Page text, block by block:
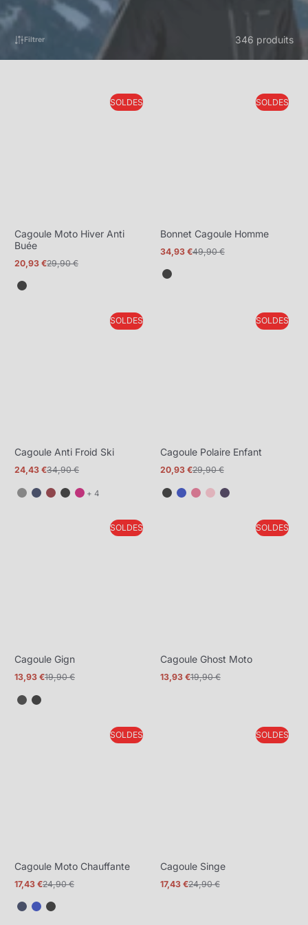
Filtrer 346 produits
SOLDES
Cagoule Moto Hiver Anti
Buée
Prix
20,93 €
Prix
29,90 €
SOLDES
Bonnet Cagoule Homme
Prix
34,93 €
Prix
49,90 €
SOLDES
Cagoule Anti Froid Ski
Prix
24,43 €
Prix
34,90 €
+ 4
plus
SOLDES
Cagoule Polaire Enfant
Prix
20,93 €
Prix
29,90 €
SOLDES
Cagoule Gign
Prix
13,93 €
Prix
19,90 €
SOLDES
Cagoule Ghost Moto
Prix
13,93 €
Prix
19,90 €
SOLDES
Cagoule Moto Chauffante
Prix
17,43 €
Prix
24,90 €
SOLDES
Cagoule Singe
Prix
17,43 €
Prix
24,90 €